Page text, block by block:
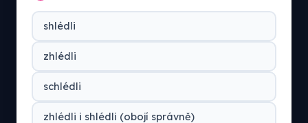
shlédli
zhlédli
schlédli
zhlédli i shlédli (obojí správně)